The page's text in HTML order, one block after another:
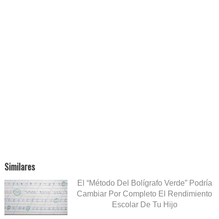
Similares
El “Método Del Bolígrafo Verde” Podría
Cambiar Por Completo El Rendimiento
Escolar De Tu Hijo